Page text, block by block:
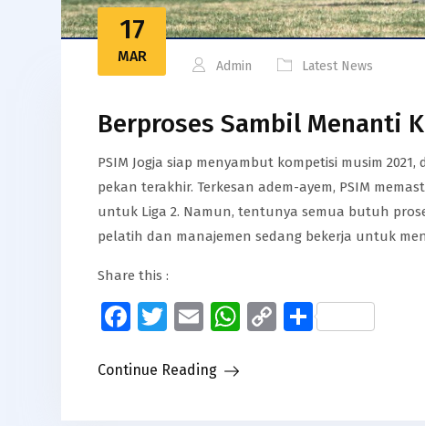
17
MAR
Admin Latest News
Berproses Sambil Menanti
PSIM Jogja siap menyambut kompetisi musim
pekan terakhir. Terkesan adem-ayem, PSIM
untuk Liga 2. Namun, tentunya semua butuh
pelatih dan manajemen sedang bekerja untuk
Share this :
Facebook
Twitter
EmailWhatsApp
CopyShare
Continue Reading